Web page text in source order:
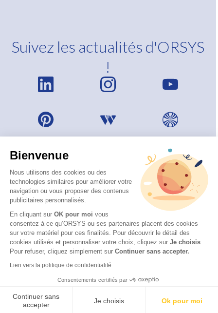
Bienvenue
Nous utilisons des cookies ou des
technologies similaires pour améliorer votre
navigation ou vous proposer des contenus
publicitaires personnalisés.
En cliquant sur OK pour moi vous
consentez à ce qu’ORSYS ou ses partenaires placent des cookies
sur votre matériel pour ces finalités. Pour découvrir le détail des
cookies utilisés et personnaliser votre choix, cliquez sur Je choisis.
Pour refuser, cliquez simplement sur Continuer sans accepter.
Lien vers la politique de confidentialité
Consentements certifiés par
Continuer sans
accepter
Je choisis Ok pour moi
Suivez les actualités d'ORSYS
!
© 2026 ORSYS
Mentions légales
Protection des données personnelles
Accessibilité : partiellement conforme (62 %) – Consulter
la déclaration d’accessibilité